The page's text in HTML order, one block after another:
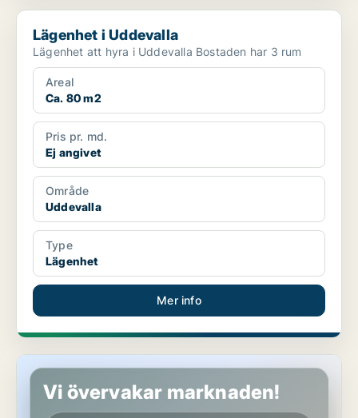
Lägenhet i Uddevalla
Lägenhet i Uddevalla
Lägenhet att hyra i Uddevalla Bostaden har 3 rum
Areal
Ca. 80 m2
Pris pr. md.
Ej angivet
Område
Uddevalla
Type
Lägenhet
Mer info
Lägenhet i Uddevalla
Vi övervakar marknaden!